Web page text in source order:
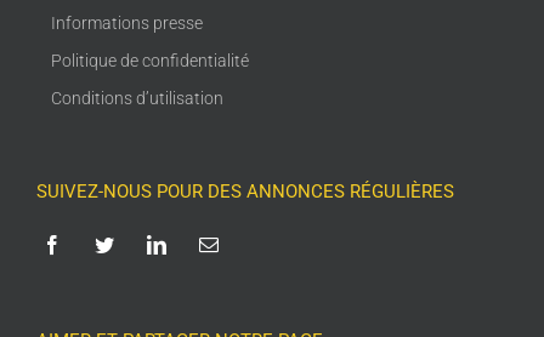
Informations presse
Politique de confidentialité
Conditions d’utilisation
SUIVEZ-NOUS POUR DES ANNONCES RÉGULIÈRES